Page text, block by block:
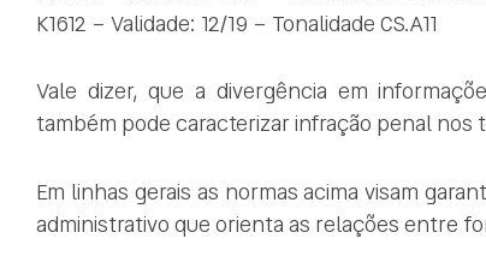
K1612 – Validade: 12/19 – Tonalidade CS.A11
Vale dizer, que a divergência em
também pode caracterizar infração penal nos
Em linhas gerais as normas acima visam
administrativo que orienta as relações entre